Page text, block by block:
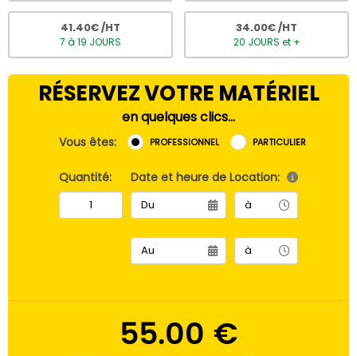
41.40€ /HT
7 à 19 JOURS
34.00€ /HT
20 JOURS et +
RÉSERVEZ VOTRE MATÉRIEL
en quelques clics...
Vous êtes: PROFESSIONNEL PARTICULIER
Quantité: Date et heure de Location:
55.00 €